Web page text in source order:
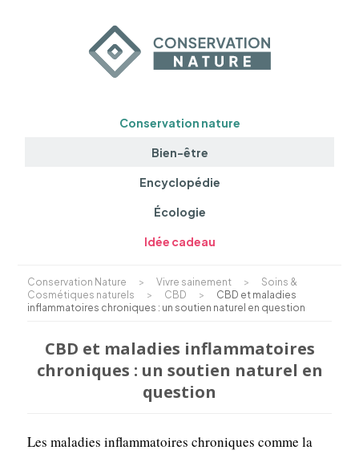
Conservation nature
Bien-être
Encyclopédie
Écologie
Idée cadeau
Conservation Nature > Vivre sainement >
Soins &
Cosmétiques naturels
> CBD >
CBD et maladies
inflammatoires chroniques : un soutien naturel en question
CBD et maladies inflammatoires
chroniques : un soutien naturel en
question
Les maladies inflammatoires chroniques comme la